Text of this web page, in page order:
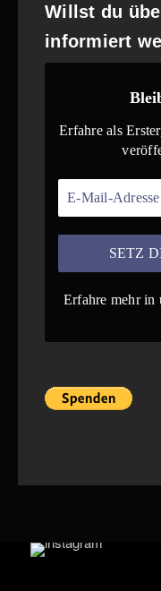
Willst du
informiert
Erfahre als
Erfahre mehr in